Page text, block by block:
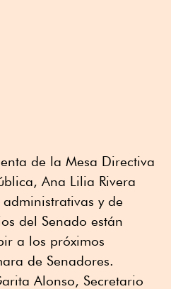
de la Mesa Directiva
Ana Lilia Rivera
y de
del Senado están
a los próximos
de Senadores.
Alonso, Secretario